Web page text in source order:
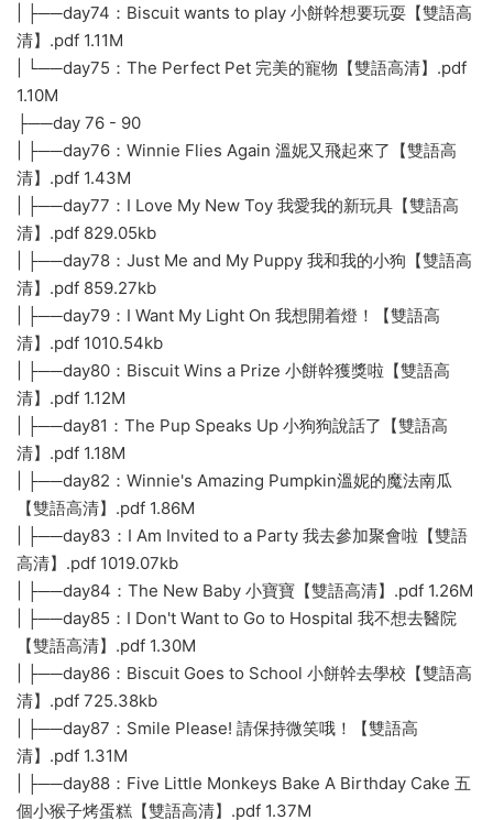
| ├──day74：Biscuit wants to play 小餅幹想要玩耍【雙語高
清】.pdf 1.11M
| └──day75：The Perfect Pet 完美的寵物【雙語高清】.pdf
1.10M
├──day 76 - 90
| ├──day76：Winnie Flies Again 溫妮又飛起來了【雙語高
清】.pdf 1.43M
| ├──day77：I Love My New Toy 我愛我的新玩具【雙語高
清】.pdf 829.05kb
| ├──day78：Just Me and My Puppy 我和我的小狗【雙語高
清】.pdf 859.27kb
| ├──day79：I Want My Light On 我想開着燈！【雙語高
清】.pdf 1010.54kb
| ├──day80：Biscuit Wins a Prize 小餅幹獲獎啦【雙語高
清】.pdf 1.12M
| ├──day81：The Pup Speaks Up 小狗狗說話了【雙語高
清】.pdf 1.18M
| ├──day82：Winnie's Amazing Pumpkin溫妮的魔法南瓜
【雙語高清】.pdf 1.86M
| ├──day83：I Am Invited to a Party 我去參加聚會啦【雙語
高清】.pdf 1019.07kb
| ├──day84：The New Baby 小寶寶【雙語高清】.pdf 1.26M
| ├──day85：I Don't Want to Go to Hospital 我不想去醫院
【雙語高清】.pdf 1.30M
| ├──day86：Biscuit Goes to School 小餅幹去學校【雙語高
清】.pdf 725.38kb
| ├──day87：Smile Please! 請保持微笑哦！【雙語高
清】.pdf 1.31M
| ├──day88：Five Little Monkeys Bake A Birthday Cake 五
個小猴子烤蛋糕【雙語高清】.pdf 1.37M